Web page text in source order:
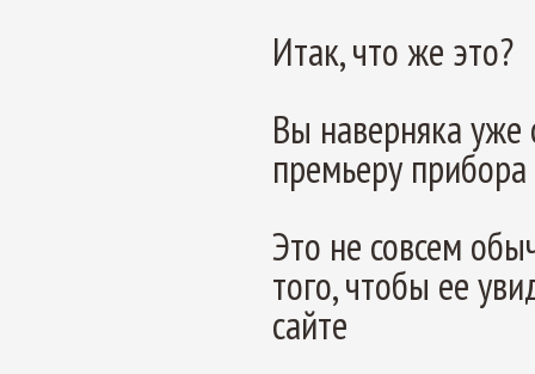
Итак, что же это?
Вы наверняка уже
премьеру
Это не совсем
того, чтобы ее
сайте